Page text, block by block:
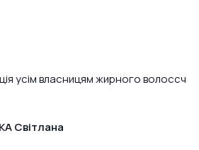
усім власницям жирного волоссч
Світлана